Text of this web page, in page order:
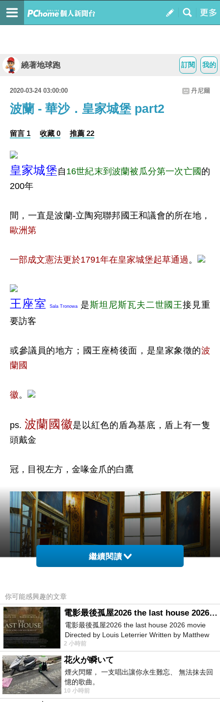
我的
訂閱
繞著地球跑
2020-03-24 03:00:00 丹尼爾
波蘭 - 華沙．皇家城堡 part2
留言 1 收藏 0 推薦 22
皇家城堡自 16世紀末到波蘭被瓜分第一次亡國 的
200年
間，一直是波蘭-立陶宛聯邦國王和議會的所在地，
歐洲第
一部成文憲法更於1791年在皇家城堡起草通過。
王座室 Sala Tronowa 是斯坦尼斯瓦夫二世國王接見重
要訪客
或參議員的地方；國王座椅後面，是皇家象徵的波
蘭國
徽。
ps. 波蘭國徽是以紅色的盾為基底，盾上有一隻
頭戴金
冠，目視左方，金喙金爪的白鷹
會議室 Pokój Konferencyjny 也稱為歐洲君主肖像室
繼續閱讀
你可能感興趣的文章
電影最後孤屋2026 the last house 2026 movie
電影最後孤屋2026 the last house 2026 movie
Directed by Louis Leterrier Written by Matthew
Robinson Starring Greta Lee Wa
2 小時前
花火が瞬いて
煙火閃耀， 一支唱出讓你永生難忘、 無法抹去回
憶的歌曲。
10 小時前